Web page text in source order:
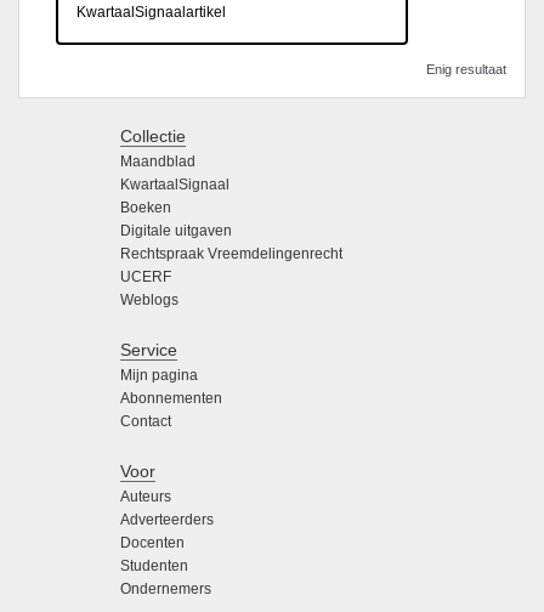
KwartaalSignaalartikel
Enig resultaat
Collectie
Maandblad
KwartaalSignaal
Boeken
Digitale uitgaven
Rechtspraak Vreemdelingenrecht
UCERF
Weblogs
Service
Mijn pagina
Abonnementen
Contact
Voor
Auteurs
Adverteerders
Docenten
Studenten
Ondernemers